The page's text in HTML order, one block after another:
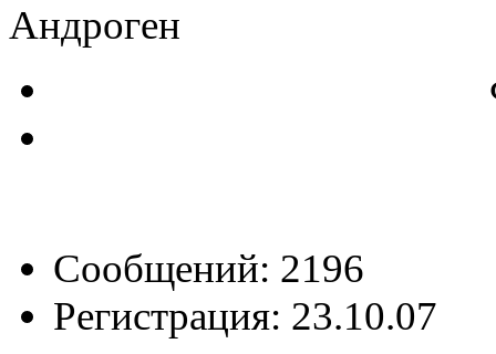
Андроген
Сообщений: 2196
Регистрация: 23.10.07